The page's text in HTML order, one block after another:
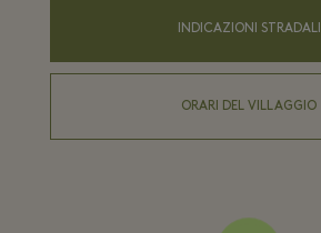
INDICAZIONI STRADALI
ORARI DEL VILLAGGIO